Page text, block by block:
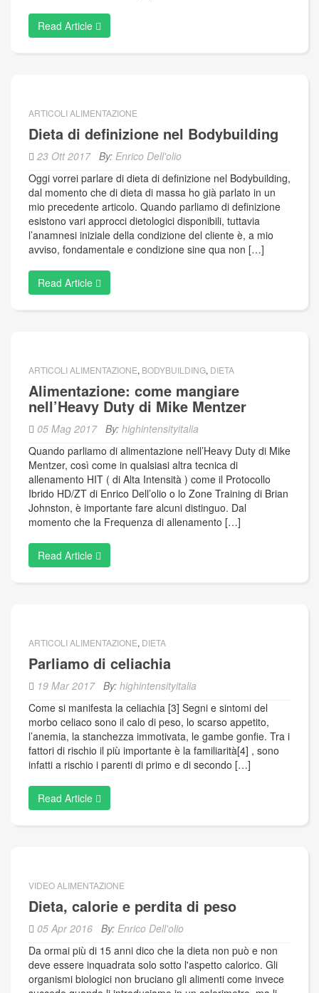
Read Article
ARTICOLI ALIMENTAZIONE
Dieta di definizione nel Bodybuilding
23 Ott 2017 By: Enrico Dell'olio
Oggi vorrei parlare di dieta di definizione nel Bodybuilding,
dal momento che di dieta di massa ho già parlato in un
mio precedente articolo. Quando parliamo di definizione
esistono vari approcci dietologici disponibili, tuttavia
l’anamnesi iniziale della condizione del cliente è, a mio
avviso, fondamentale e condizione sine qua non […]
Read Article
ARTICOLI ALIMENTAZIONE, BODYBUILDING, DIETA
Alimentazione: come mangiare
nell’Heavy Duty di Mike Mentzer
05 Mag 2017 By: highintensityitalia
Quando parliamo di alimentazione nell’Heavy Duty di Mike
Mentzer, così come in qualsiasi altra tecnica di
allenamento HIT ( di Alta Intensità ) come il Protocollo
Ibrido HD/ZT di Enrico Dell’olio o lo Zone Training di Brian
Johnston, è importante fare alcuni distinguo. Dal
momento che la Frequenza di allenamento […]
Read Article
ARTICOLI ALIMENTAZIONE, DIETA
Parliamo di celiachia
19 Mar 2017 By: highintensityitalia
Come si manifesta la celiachia [3] Segni e sintomi del
morbo celiaco sono il calo di peso, lo scarso appetito,
l’anemia, la stanchezza immotivata, le gambe gonfie. Tra i
fattori di rischio il più importante è la familiarità[4] , sono
infatti a rischio i parenti di primo e di secondo […]
Read Article
VIDEO ALIMENTAZIONE
Dieta, calorie e perdita di peso
05 Apr 2016 By: Enrico Dell'olio
Da ormai più di 15 anni dico che la dieta non può e non
deve essere inquadrata solo sotto l'aspetto calorico. Gli
organismi biologici non bruciano gli alimenti come invece